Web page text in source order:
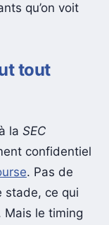
qu’on voit
tout
la SEC
confidentiel
. Pas de
stade, ce qui
Mais le timing